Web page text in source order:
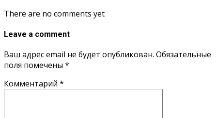
There are no comments yet
Leave a comment
Ваш адрес email не будет опубликован. Обязательные
поля помечены *
Комментарий *